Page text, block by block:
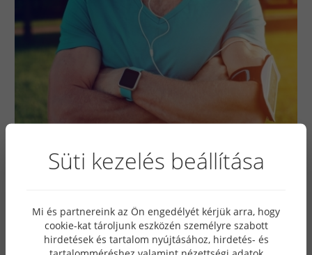
2024. november 05 2069
Férfi okosórák edzéshez:legjobb
funkciók és alkalmazások
sportoláshoz
Süti kezelés beállítása
Mi és partnereink az Ön engedélyét kérjük arra, hogy
cookie-kat tároljunk eszközén személyre szabott
hirdetések és tartalom nyújtásához, hirdetés- és